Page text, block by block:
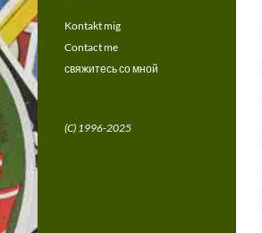
Kontakt mig
Contact me
свяжитесь со мной
(C) 1996-2025